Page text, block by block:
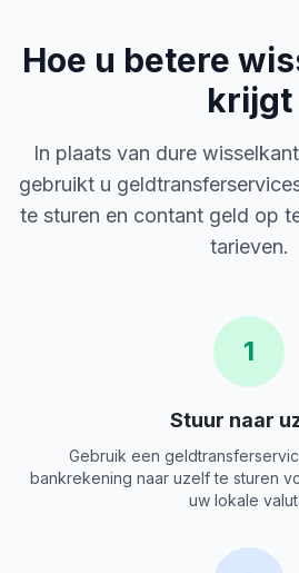
Hoe u betere
krijgt
In plaats van dure
gebruikt u
te sturen en contant geld op
tarieven.
1
Stuur naar
Gebruik een
bankrekening naar uzelf te sturen
uw lokale